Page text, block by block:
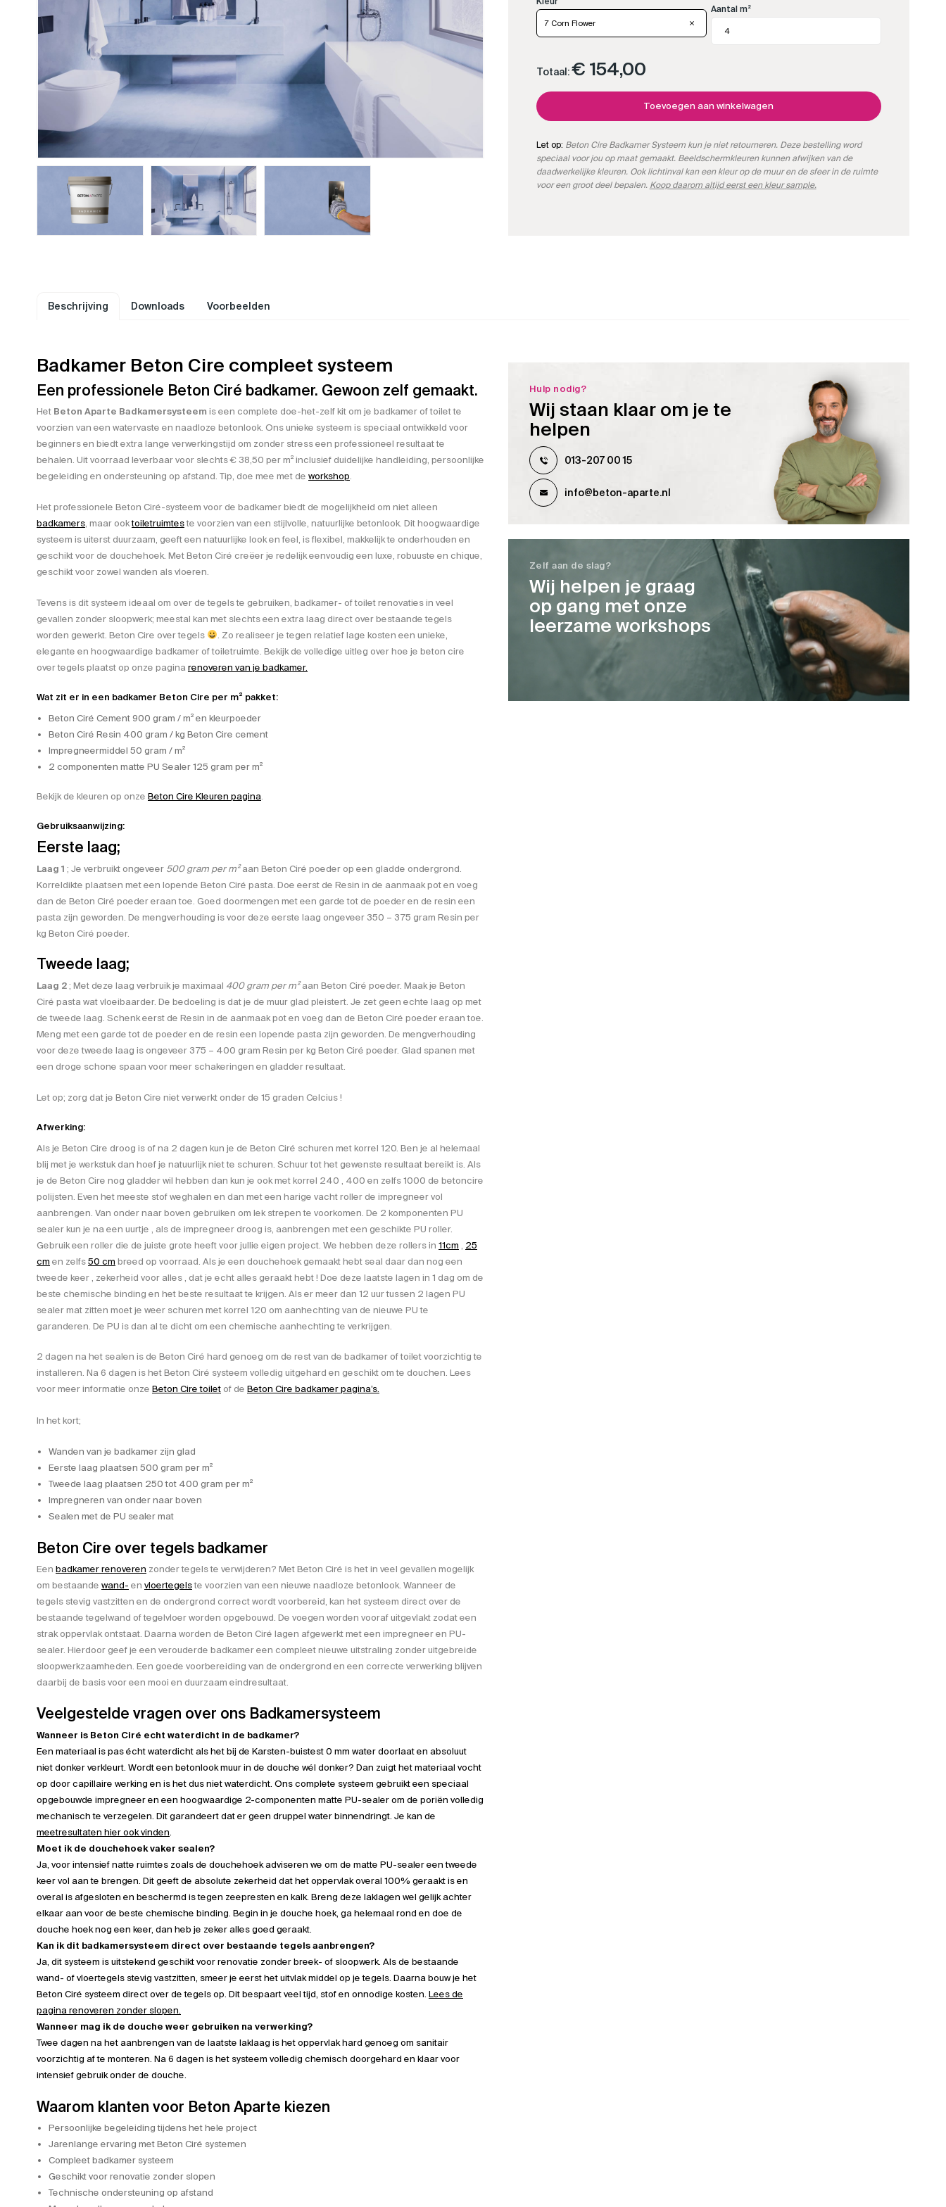
7 Corn Flower
Aantal m²
Totaal:€ 154,00
Toevoegen aan winkelwagen
Let op: Beton Cire Badkamer Systeem kun je niet retourneren. Deze bestelling word
speciaal voor jou op maat gemaakt. Beeldschermkleuren kunnen afwijken van de
daadwerkelijke kleuren. Ook lichtinval kan een kleur op de muur en de sfeer in de ruimte
voor een groot deel bepalen. Koop daarom altijd eerst een kleur sample.
Beschrijving Downloads Voorbeelden
Badkamer Beton Cire compleet systeem
Een professionele Beton Ciré badkamer. Gewoon zelf gemaakt.
Het Beton Aparte Badkamersysteem is een complete doe-het-zelf kit om je badkamer of toilet te
voorzien van een watervaste en naadloze betonlook. Ons unieke systeem is speciaal ontwikkeld voor
beginners en biedt extra lange verwerkingstijd om zonder stress een professioneel resultaat te
behalen. Uit voorraad leverbaar voor slechts € 38,50 per m² inclusief duidelijke handleiding, persoonlijke
begeleiding en ondersteuning op afstand. Tip, doe mee met de workshop.
Het professionele Beton Ciré-systeem voor de badkamer biedt de mogelijkheid om niet alleen
badkamers, maar ooktoiletruimteste voorzien van een stijlvolle, natuurlijke betonlook. Dit hoogwaardige
systeem is uiterst duurzaam, geeft een natuurlijke look en feel, is flexibel, makkelijk te onderhouden en
geschikt voor de douchehoek. Met Beton Ciré creëer je redelijk eenvoudig een luxe, robuuste en chique,
geschikt voor zowel wanden als vloeren.
Tevens is dit systeem ideaal om over de tegels te gebruiken, badkamer- of toilet renovaties in veel
gevallen zonder sloopwerk; meestal kan met slechts een extra laag direct over bestaande tegels
worden gewerkt. Beton Cire over tegels
. Zo realiseer je tegen relatief lage kosten een unieke,
elegante en hoogwaardige badkamer of toiletruimte. Bekijk de volledige uitleg over hoe je beton cire
over tegels plaatst op onze pagina renoveren van je badkamer.
Wat zit er in een badkamer Beton Cire per m² pakket:
Beton Ciré Cement 900 gram / m² en kleurpoeder
Beton Ciré Resin 400 gram / kg Beton Cire cement
Impregneermiddel 50 gram / m²
2 componenten matte PU Sealer 125 gram per m²
Bekijk de kleuren op onze Beton Cire Kleuren pagina.
Gebruiksaanwijzing:
Eerste laag;
Laag 1 ; Je verbruikt ongeveer 500 gram per m²aan Beton Ciré poeder op een gladde ondergrond.
Korreldikte plaatsen met een lopende Beton Ciré pasta. Doe eerst de Resin in de aanmaak pot en voeg
dan de Beton Ciré poeder eraan toe. Goed doormengen met een garde tot de poeder en de resin een
pasta zijn geworden. De mengverhouding is voor deze eerste laag ongeveer 350 – 375 gram Resin per
kg Beton Ciré poeder.
Tweede laag;
Laag 2; Met deze laag verbruik je maximaal 400 gram per m²aan Beton Ciré poeder. Maak je Beton
Ciré pasta wat vloeibaarder. De bedoeling is dat je de muur glad pleistert. Je zet geen echte laag op met
de tweede laag. Schenk eerst de Resin in de aanmaak pot en voeg dan de Beton Ciré poeder eraan toe.
Meng met een garde tot de poeder en de resin een lopende pasta zijn geworden. De mengverhouding
voor deze tweede laag is ongeveer 375 – 400 gram Resin per kg Beton Ciré poeder. Glad spanen met
een droge schone spaan voor meer schakeringen en gladder resultaat.
Let op; zorg dat je Beton Cire niet verwerkt onder de 15 graden Celcius !
Afwerking:
Als je Beton Cire droog is of na 2 dagen kun je de Beton Ciré schuren met korrel 120. Ben je al helemaal
blij met je werkstuk dan hoef je natuurlijk niet te schuren. Schuur tot het gewenste resultaat bereikt is. Als
je de Beton Cire nog gladder wil hebben dan kun je ook met korrel 240 , 400 en zelfs 1000 de betoncire
polijsten. Even het meeste stof weghalen en dan met een harige vacht roller de impregneer vol
aanbrengen. Van onder naar boven gebruiken om lek strepen te voorkomen. De 2 komponenten PU
sealer kun je na een uurtje , als de impregneer droog is, aanbrengen met een geschikte PU roller.
Gebruik een roller die de juiste grote heeft voor jullie eigen project. We hebben deze rollers in 11cm , 25
cm en zelfs50 cm breed op voorraad. Als je een douchehoek gemaakt hebt seal daar dan nog een
tweede keer , zekerheid voor alles , dat je echt alles geraakt hebt ! Doe deze laatste lagen in 1 dag om de
beste chemische binding en het beste resultaat te krijgen. Als er meer dan 12 uur tussen 2 lagen PU
sealer mat zitten moet je weer schuren met korrel 120 om aanhechting van de nieuwe PU te
garanderen. De PU is dan al te dicht om een chemische aanhechting te verkrijgen.
2 dagen na het sealen is de Beton Ciré hard genoeg om de rest van de badkamer of toilet voorzichtig te
installeren. Na 6 dagen is het Beton Ciré systeem volledig uitgehard en geschikt om te douchen. Lees
voor meer informatie onze Beton Cire toiletof de Beton Cire badkamer pagina’s.
In het kort;
Wanden van je badkamer zijn glad
Eerste laag plaatsen 500 gram per m²
Tweede laag plaatsen 250 tot 400 gram per m²
Impregneren van onder naar boven
Sealen met de PU sealer mat
Beton Cire over tegels badkamer
Een badkamer renoveren zonder tegels te verwijderen? Met Beton Ciré is het in veel gevallen mogelijk
om bestaande wand- en vloertegelste voorzien van een nieuwe naadloze betonlook. Wanneer de
tegels stevig vastzitten en de ondergrond correct wordt voorbereid, kan het systeem direct over de
bestaande tegelwand of tegelvloer worden opgebouwd. De voegen worden vooraf uitgevlakt zodat een
strak oppervlak ontstaat. Daarna worden de Beton Ciré lagen afgewerkt met een impregneer en PU-
sealer. Hierdoor geef je een verouderde badkamer een compleet nieuwe uitstraling zonder uitgebreide
sloopwerkzaamheden. Een goede voorbereiding van de ondergrond en een correcte verwerking blijven
daarbij de basis voor een mooi en duurzaam eindresultaat.
Veelgestelde vragen over ons Badkamersysteem
Wanneer is Beton Ciré echt waterdicht in de badkamer?
Een materiaal is pas écht waterdicht als het bij de Karsten-buistest 0 mm water doorlaat en absoluut
niet donker verkleurt. Wordt een betonlook muur in de douche wél donker? Dan zuigt het materiaal vocht
op door capillaire werking en is het dus niet waterdicht. Ons complete systeem gebruikt een speciaal
opgebouwde impregneer en een hoogwaardige 2-componenten matte PU-sealer om de poriën volledig
mechanisch te verzegelen. Dit garandeert dat er geen druppel water binnendringt. Je kan de
meetresultaten hier ook vinden.
Moet ik de douchehoek vaker sealen?
Ja, voor intensief natte ruimtes zoals de douchehoek adviseren we om de matte PU-sealer een tweede
keer vol aan te brengen. Dit geeft de absolute zekerheid dat het oppervlak overal 100% geraakt is en
overal is afgesloten en beschermd is tegen zeepresten en kalk. Breng deze laklagen wel gelijk achter
elkaar aan voor de beste chemische binding. Begin in je douche hoek, ga helemaal rond en doe de
douche hoek nog een keer, dan heb je zeker alles goed geraakt.
Kan ik dit badkamersysteem direct over bestaande tegels aanbrengen?
Ja, dit systeem is uitstekend geschikt voor renovatie zonder breek- of sloopwerk. Als de bestaande
wand- of vloertegels stevig vastzitten, smeer je eerst het uitvlak middel op je tegels. Daarna bouw je het
Beton Ciré systeem direct over de tegels op. Dit bespaart veel tijd, stof en onnodige kosten. Lees de
pagina renoveren zonder slopen.
Wanneer mag ik de douche weer gebruiken na verwerking?
Twee dagen na het aanbrengen van de laatste laklaag is het oppervlak hard genoeg om sanitair
voorzichtig af te monteren. Na 6 dagen is het systeem volledig chemisch doorgehard en klaar voor
intensief gebruik onder de douche.
Waarom klanten voor Beton Aparte kiezen
Persoonlijke begeleiding tijdens het hele project
Jarenlange ervaring met Beton Ciré systemen
Compleet badkamer systeem
Geschikt voor renovatie zonder slopen
Technische ondersteuning op afstand
Hulp nodig?
Wij staan klaar om je te
helpen
013-207 00 15
info@beton-aparte.nl
Zelf aan de slag?
Wij helpen je graag
op gang met onze
leerzame workshops